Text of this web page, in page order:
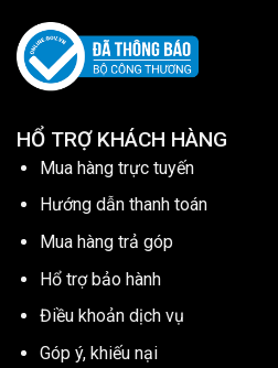
HỔ TRỢ KHÁCH HÀNG
Mua hàng trực tuyến
Hướng dẫn thanh toán
Mua hàng trả góp
Hổ trợ bảo hành
Điều khoản dịch vụ
Góp ý, khiếu nại